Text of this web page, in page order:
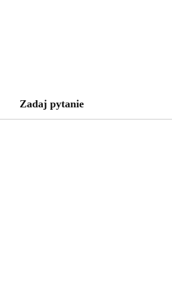
Zadaj pytanie